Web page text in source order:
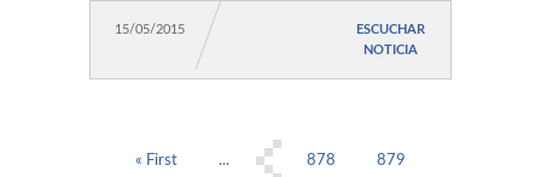
15/05/2015
ESCUCHAR
NOTICIA
« First ... 878 879